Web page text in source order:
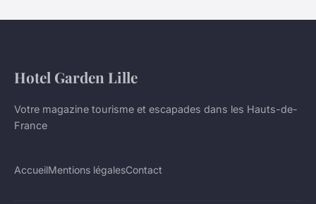
Hotel Garden Lille
Votre magazine tourisme et escapades dans les Hauts-de-
France
AccueilMentions légalesContact